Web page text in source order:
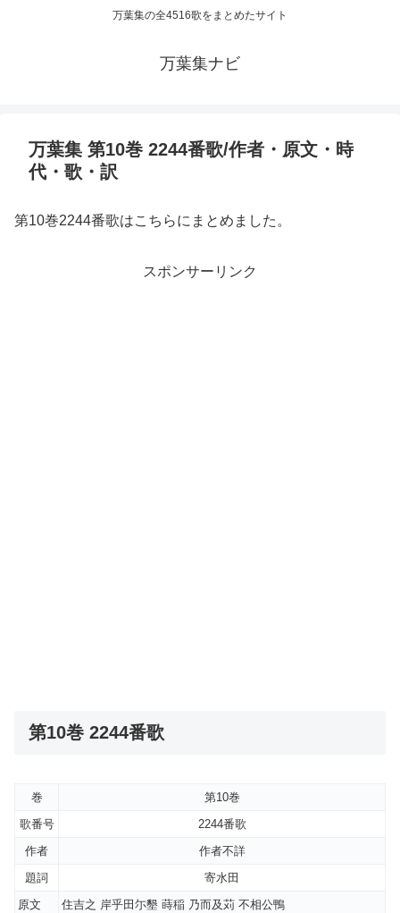
万葉集の全4516歌をまとめたサイト
万葉集ナビ
万葉集 第10巻 2244番歌/作者・原文・時
代・歌・訳
第10巻2244番歌はこちらにまとめました。
スポンサーリンク
第10巻 2244番歌
巻
第10巻
歌番号
2244番歌
作者
作者不詳
題詞
寄水田
原文
住吉之 岸乎田尓墾 蒔稲 乃而及苅 不相公鴨